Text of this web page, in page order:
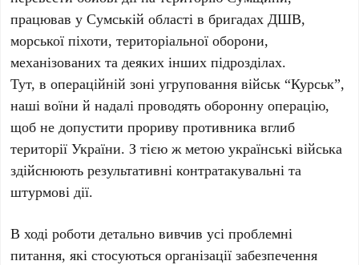
працював у Сумській області в бригадах ДШВ,
морської піхоти, територіальної оборони,
механізованих та деяких інших підрозділах.
Тут, в операційній зоні угруповання військ “Курськ”,
наші воїни й надалі проводять оборонну операцію,
щоб не допустити прориву противника вглиб
території України. З тією ж метою українські війська
здійснюють результативні контратакувальні та
штурмові дії.
В ході роботи детально вивчив усі проблемні
питання, які стосуються організації забезпечення